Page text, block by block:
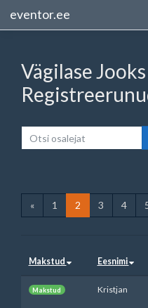
eventor.ee
Vägilase
« 1 2 3 4
Makstud Eesnimi
Makstud Kristjan